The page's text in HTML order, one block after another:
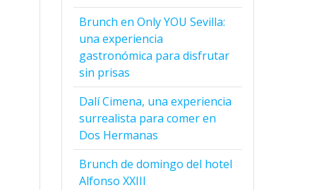
Brunch en Only YOU Sevilla:
una experiencia
gastronómica para disfrutar
sin prisas
Dalí Cimena, una experiencia
surrealista para comer en
Dos Hermanas
Brunch de domingo del hotel
Alfonso XXIII